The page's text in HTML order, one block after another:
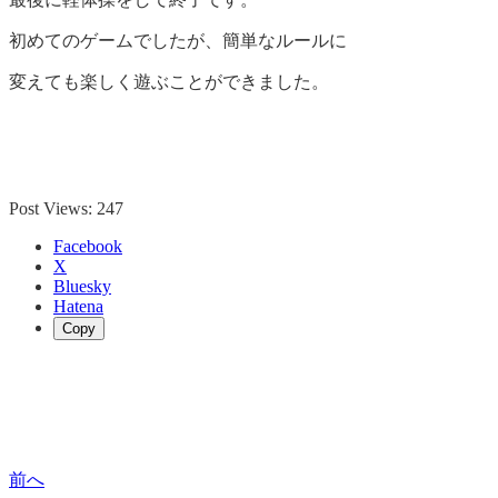
初めてのゲームでしたが、簡単なルールに
変えても楽しく遊ぶことができました。
Post Views: 247
Facebook
X
Bluesky
Hatena
Copy
前へ